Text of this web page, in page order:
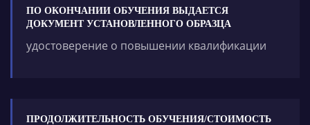
ПО ОКОНЧАНИИ ОБУЧЕНИЯ ВЫДАЕТСЯ
ДОКУМЕНТ УСТАНОВЛЕННОГО ОБРАЗЦА
удостоверение о повышении квалификации
ПРОДОЛЖИТЕЛЬНОСТЬ ОБУЧЕНИЯ/СТОИМОСТЬ